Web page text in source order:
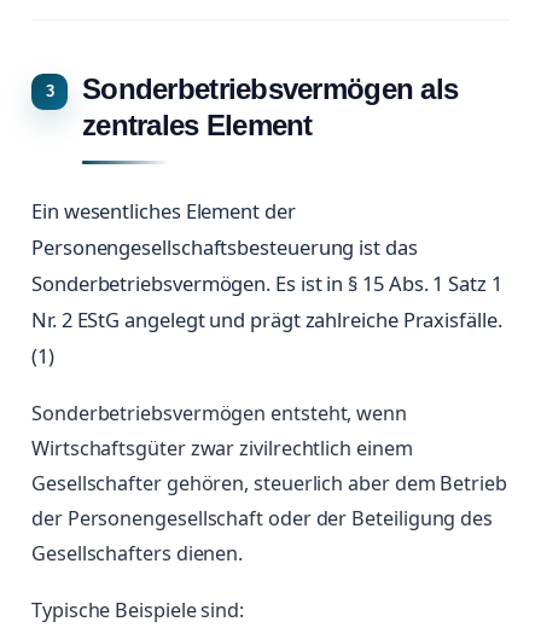
Sonderbetriebsvermögen als
zentrales Element
Ein wesentliches Element der
Personengesellschaftsbesteuerung ist das
Sonderbetriebsvermögen. Es ist in § 15 Abs. 1 Satz 1
Nr. 2 EStG angelegt und prägt zahlreiche Praxisfälle.
(1)
Sonderbetriebsvermögen entsteht, wenn
Wirtschaftsgüter zwar zivilrechtlich einem
Gesellschafter gehören, steuerlich aber dem Betrieb
der Personengesellschaft oder der Beteiligung des
Gesellschafters dienen.
Typische Beispiele sind: